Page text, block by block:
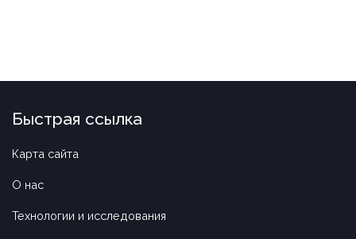
Быстрая ссылка
Карта сайта
О нас
Технологии и исследования